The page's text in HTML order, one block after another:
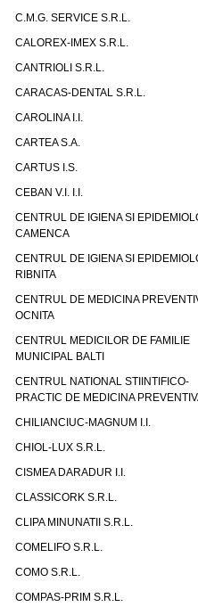
C.M.G. SERVICE S.R.L.
CALOREX-IMEX S.R.L.
CANTRIOLI S.R.L.
CARACAS-DENTAL S.R.L.
CAROLINA I.I.
CARTEA S.A.
CARTUS I.S.
CEBAN V.I. I.I.
CENTRUL DE IGIENA SI
CAMENCA
CENTRUL DE IGIENA SI
RIBNITA
CENTRUL DE MEDICINA
OCNITA
CENTRUL MEDICILOR DE FAMILIE
MUNICIPAL BALTI
CENTRUL NATIONAL STIINTIFICO-
PRACTIC DE MEDICINA
CHILIANCIUC-MAGNUM I.I.
CHIOL-LUX S.R.L.
CISMEA DARADUR I.I.
CLASSICORK S.R.L.
CLIPA MINUNATII S.R.L.
COMELIFO S.R.L.
COMO S.R.L.
COMPAS-PRIM S.R.L.